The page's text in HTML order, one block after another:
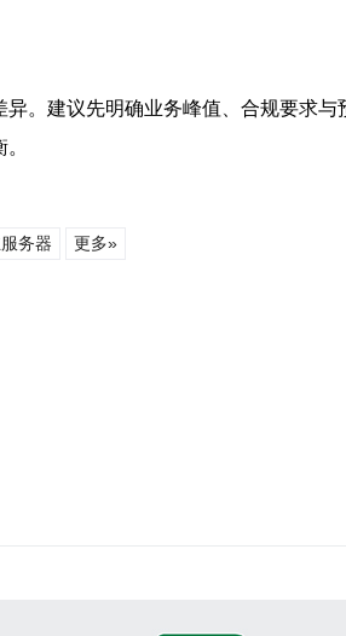
。建议先明确业务峰值、合规要求
务器 更多»